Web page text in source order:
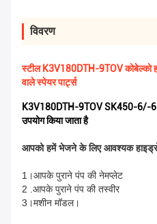
विवरण
स्टील K3V180DTH-9TOV कोबेल्को
वाले स्पेयर पार्ट्स
K3V180DTH-9TOV SK450-6/-
उपयोग किया जाता है
आपको हमें भेजने के लिए आवश्यक
1।आपके पुराने पंप की नेमप्लेट
2 .आपके पुराने पंप की तस्वीर
3।मशीन मॉडल।